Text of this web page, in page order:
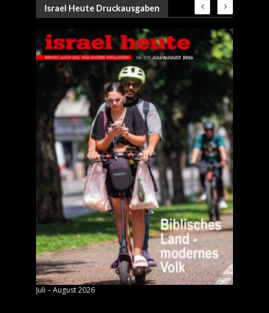
Israel Heute Druckausgaben
Juli – August 2026